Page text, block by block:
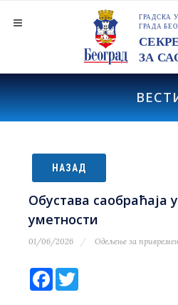
НАЗАД
Обустава саобраћаја
уметности
01/06/2026 Одељење за
Facebook